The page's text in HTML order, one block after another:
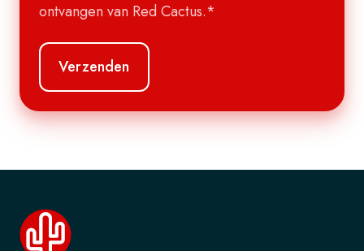
ontvangen van Red Cactus.*